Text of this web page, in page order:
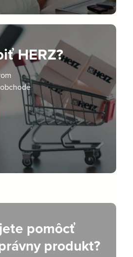
HERZ?
pomôcť
produkt?